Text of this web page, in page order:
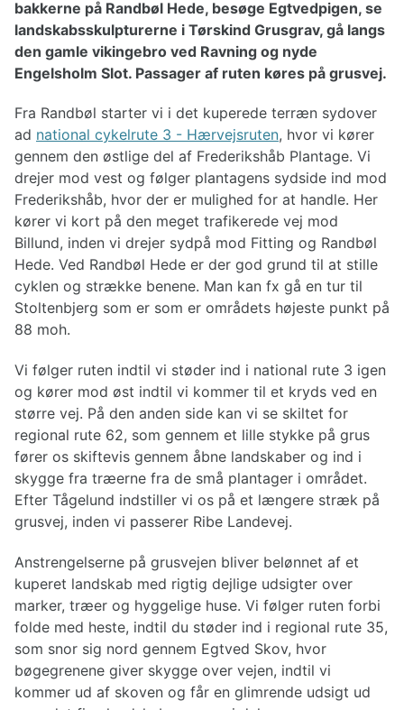
Planlægning af cykelturen
Valg af cykel
Påklædning til cykelturen
Reparationer af cykel
Cykelruter Danmark
Nationale cykelruter
Regionale cykelruter
Cykelruter København
Cykelruter Århus
Cykelruter Vestjylland
Cykelruter Østjylland
Cykelruter Bornholm
Cykelruter Fyn
Banestier
bakkerne på Randbøl Hede, besøge Egtvedpigen, se
landskabsskulpturerne i Tørskind Grusgrav, gå langs
den gamle vikingebro ved Ravning og nyde
Engelsholm Slot. Passager af ruten køres på grusvej.
Fra Randbøl starter vi i det kuperede terræn sydover
ad national cykelrute 3 - Hærvejsruten, hvor vi kører
gennem den østlige del af Frederikshåb Plantage. Vi
drejer mod vest og følger plantagens sydside ind mod
Frederikshåb, hvor der er mulighed for at handle. Her
kører vi kort på den meget trafikerede vej mod
Billund, inden vi drejer sydpå mod Fitting og Randbøl
Hede. Ved Randbøl Hede er der god grund til at stille
cyklen og strække benene. Man kan fx gå en tur til
Stoltenbjerg som er som er områdets højeste punkt på
88 moh.
Vi følger ruten indtil vi støder ind i national rute 3 igen
og kører mod øst indtil vi kommer til et kryds ved en
større vej. På den anden side kan vi se skiltet for
regional rute 62, som gennem et lille stykke på grus
fører os skiftevis gennem åbne landskaber og ind i
skygge fra træerne fra de små plantager i området.
Efter Tågelund indstiller vi os på et længere stræk på
grusvej, inden vi passerer Ribe Landevej.
Anstrengelserne på grusvejen bliver belønnet af et
kuperet landskab med rigtig dejlige udsigter over
marker, træer og hyggelige huse. Vi følger ruten forbi
folde med heste, indtil du støder ind i regional rute 35,
som snor sig nord gennem Egtved Skov, hvor
bøgegrenene giver skygge over vejen, indtil vi
kommer ud af skoven og får en glimrende udsigt ud